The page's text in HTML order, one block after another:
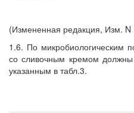
(Измененная редакция, Изм. N
1.6. По микробиологическим
со сливочным кремом должны
указанным в табл.3.